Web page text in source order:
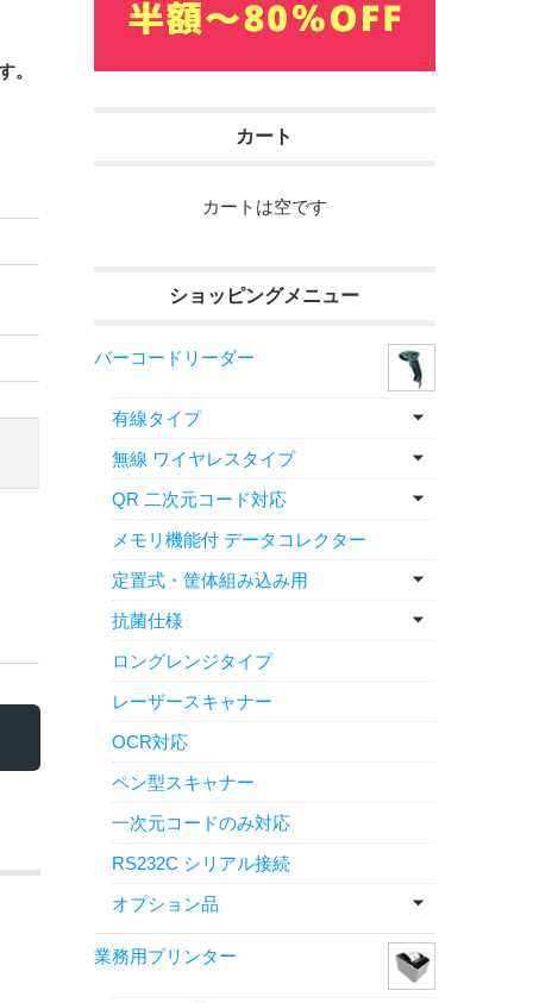
。
カート
カートは空です
ショッピングメニュー
バーコードリーダー
有線タイプ
無線 ワイヤレスタイプ
QR 二次元コード対応
メモリ機能付 データコレクター
定置式・筐体組み込み用
抗菌仕様
ロングレンジタイプ
レーザースキャナー
OCR対応
ペン型スキャナー
一次元コードのみ対応
RS232C シリアル接続
オプション品
業務用プリンター